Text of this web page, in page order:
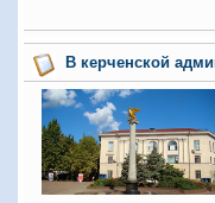
В керченской